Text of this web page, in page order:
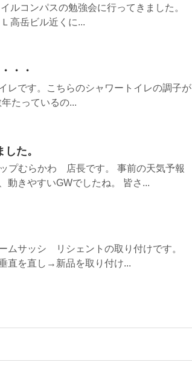
ルコンパスの勉強会に行ってきました。
高岳ビル近くに...
・・
レです。こちらのシャワートイレの調子が
たっているの...
た。
プむらかわ 店長です。 事前の天気予報
動きやすいGWでしたね。 皆さ...
サッシ リシェントの取り付けです。
直を直し→新品を取り付け...